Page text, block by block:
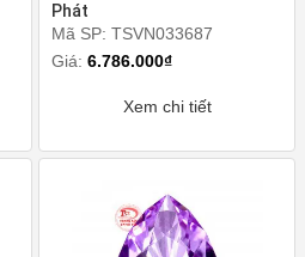
Phát
Mã SP: TSVN033687
Giá:6.786.000₫
Xem chi tiết